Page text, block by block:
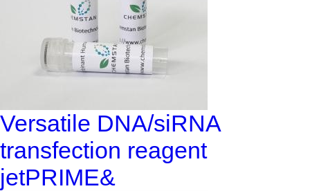
Versatile DNA/siRNA
transfection reagent
jetPRIME&